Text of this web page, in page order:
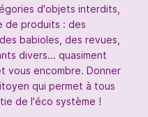
d'objets interdits,
de produits : des
babioles, des revues,
divers... quasiment
vous encombre. Donner
qui permet à tous
de l'éco système !